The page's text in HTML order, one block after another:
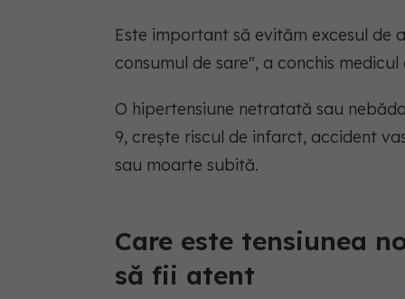
Este important să evităm excesul de
consumul de sare", a conchis
O hipertensiune netratată sau
9, crește riscul de infarct, accident
sau moarte subită.
Care este tensiunea
să fii atent